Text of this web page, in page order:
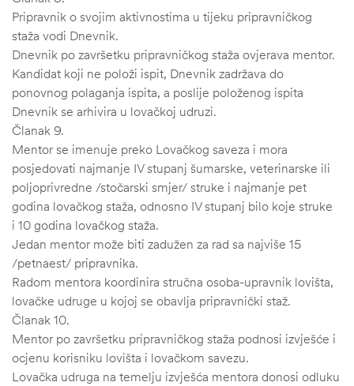
Pripravnik o svojim aktivnostima u tijeku pripravničkog
staža vodi Dnevnik.
Dnevnik po završetku pripravničkog staža ovjerava mentor.
Kandidat koji ne položi ispit, Dnevnik zadržava do
ponovnog polaganja ispita, a poslije položenog ispita
Dnevnik se arhivira u lovačkoj udruzi.
Članak 9.
Mentor se imenuje preko Lovačkog saveza i mora
posjedovati najmanje IV stupanj šumarske, veterinarske ili
poljoprivredne /stočarski smjer/ struke i najmanje pet
godina lovačkog staža, odnosno IV stupanj bilo koje struke
i 10 godina lovačkog staža.
Jedan mentor može biti zadužen za rad sa najviše 15
/petnaest/ pripravnika.
Radom mentora koordinira stručna osoba-upravnik lovišta,
lovačke udruge u kojoj se obavlja pripravnički staž.
Članak 10.
Mentor po završetku pripravničkog staža podnosi izvješće i
ocjenu korisniku lovišta i lovačkom savezu.
Lovačka udruga na temelju izvješća mentora donosi odluku